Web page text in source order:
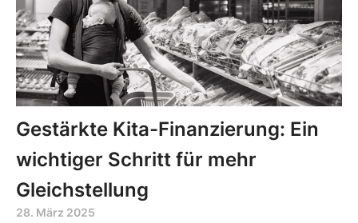
Gestärkte Kita-Finanzierung: Ein
wichtiger Schritt für mehr
Gleichstellung
28. März 2025